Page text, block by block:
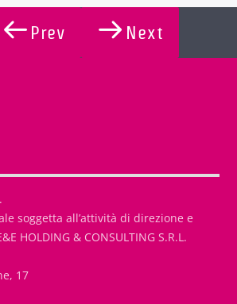
Prev Next
soggetta all’attività di direzione e
HOLDING & CONSULTING S.R.L.
17